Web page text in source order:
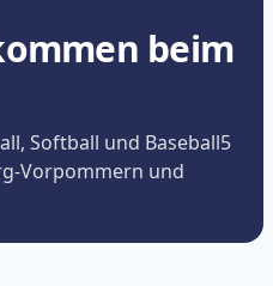
beim
Softball und Baseball5
Vorpommern und